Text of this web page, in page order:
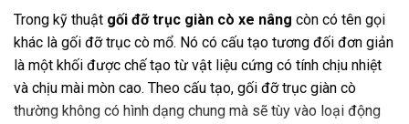
Trong kỹ thuật gối đỡ trục giàn cò xe nâng còn có tên gọi
khác là gối đỡ trục cò mổ. Nó có cấu tạo tương đối đơn giản
là một khối được chế tạo từ vật liệu cứng có tính chịu nhiệt
và chịu mài mòn cao. Theo cấu tạo, gối đỡ trục giàn cò
thường không có hình dạng chung mà sẽ tùy vào loại động